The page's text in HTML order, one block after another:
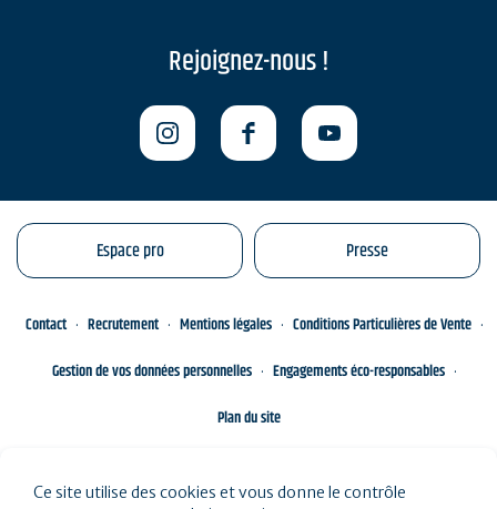
Rejoignez-nous !
Espace pro Presse
Contact Recrutement Mentions légales
Conditions Particulières de Vente
Gestion de vos données personnelles
Engagements éco-responsables
Plan du site
Ce site utilise des cookies et vous donne le contrôle